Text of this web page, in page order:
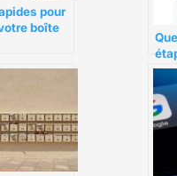
pour
boîte